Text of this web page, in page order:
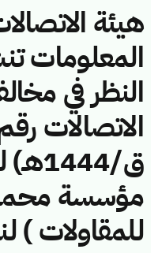
هيئة
المعلومات
النظر في
ق/
مؤسسة
للمقاولات )